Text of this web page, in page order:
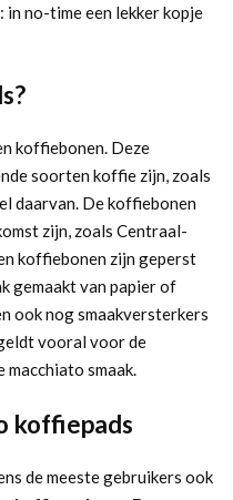
no-time een lekker kopje
koffiebonen. Deze
soorten koffie zijn, zoals
daarvan. De koffiebonen
zijn, zoals Centraal-
koffiebonen zijn geperst
gemaakt van papier of
ook nog smaakversterkers
vooral voor de
smaak.
koffiepads
de meeste gebruikers ook